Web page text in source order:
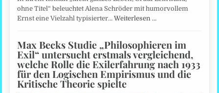
ohne Titel“ beleuchtet Alena Schröder mit humorvollem
Ernst eine Vielzahl typisierter…Weiterlesen …
Max Becks Studie „Philosophieren im
Exil“ untersucht erstmals vergleichend,
welche Rolle die Exilerfahrung nach 1933
für den Logischen Empirismus und die
Kritische Theorie spielte